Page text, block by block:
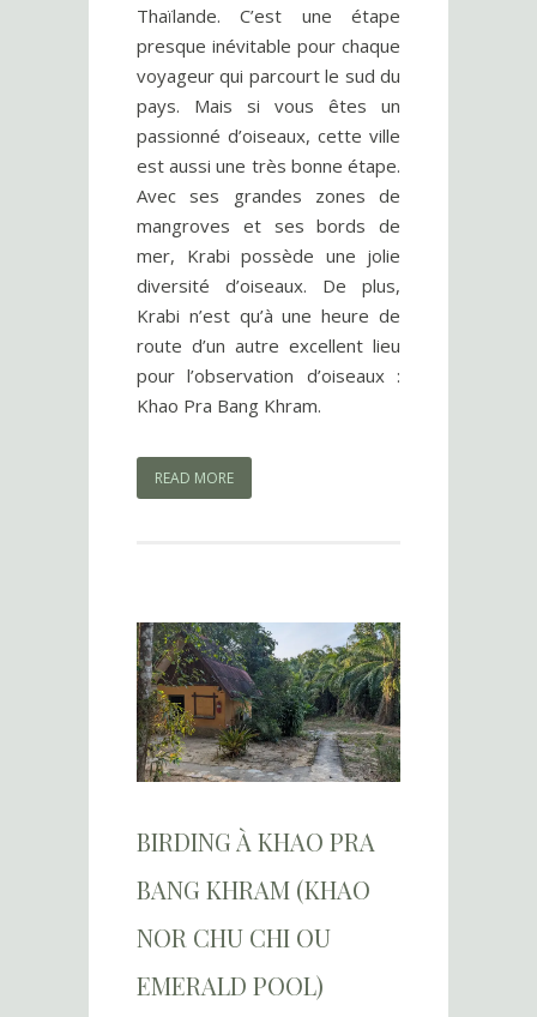
Thaïlande. C’est une étape
presque inévitable pour chaque
voyageur qui parcourt le sud du
pays. Mais si vous êtes un
passionné d’oiseaux, cette ville
est aussi une très bonne étape.
Avec ses grandes zones de
mangroves et ses bords de
mer, Krabi possède une jolie
diversité d’oiseaux. De plus,
Krabi n’est qu’à une heure de
route d’un autre excellent lieu
pour l’observation d’oiseaux :
Khao Pra Bang Khram.
READ MORE
BIRDING À KHAO PRA
BANG KHRAM (KHAO
NOR CHU CHI OU
EMERALD POOL)